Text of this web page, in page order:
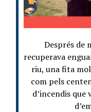
Després de
recuperava
riu, una fita
com pels
d’incendis que